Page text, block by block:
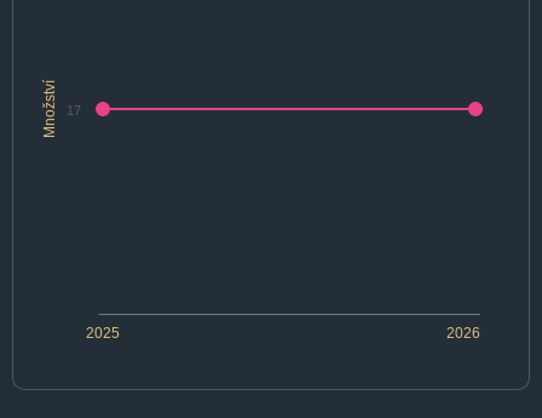
Množství
2025 2026
17